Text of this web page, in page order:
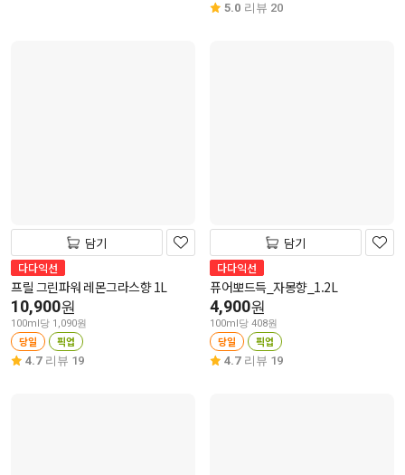
5.0 리뷰 20
담기
다다익선
프릴 그린파워 레몬그라스향 1L
10,900원
100ml당 1,090원
당일 픽업
4.7 리뷰 19
담기
다다익선
퓨어뽀드득_자몽향_1.2L
4,900원
100ml당 408원
당일 픽업
4.7 리뷰 19